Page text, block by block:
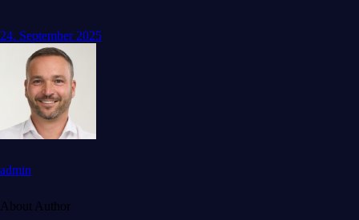
24. September 2025
admin
About Author